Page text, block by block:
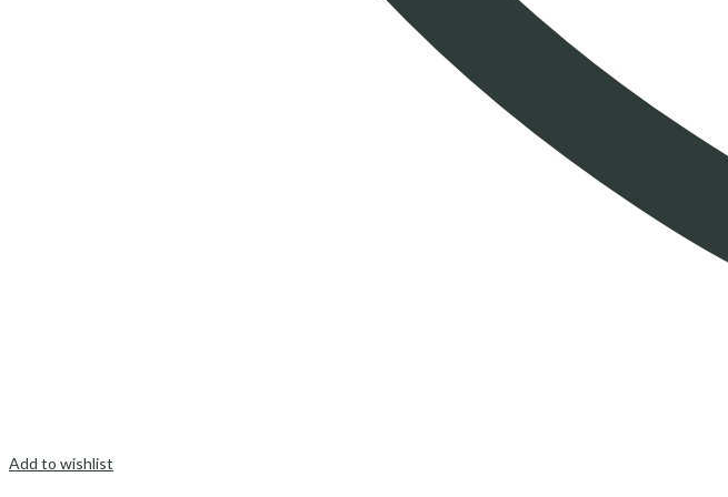
Add to wishlist